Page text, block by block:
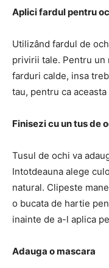
Aplici fardul pentru
Utilizând fardul de
privirii tale. Pentru un
farduri calde, insa
tau, pentru ca
Finisezi cu un tus de
Tusul de ochi va
Intotdeauna alege
natural. Clipeste
o bucata de hartie
inainte de a-l aplica
Adauga o mascara